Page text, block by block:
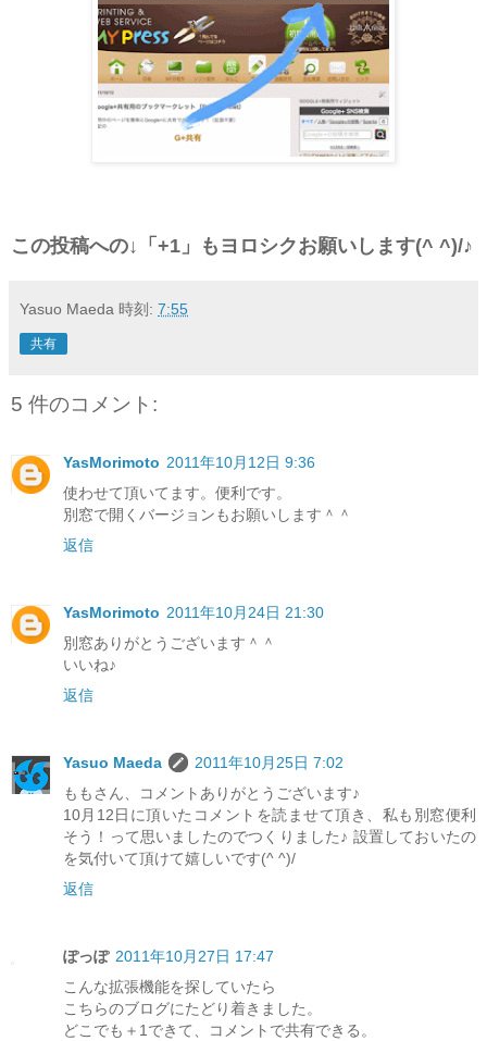
この投稿への↓ 「+1」もヨロシクお願いします(^ ^)/♪
Yasuo Maeda 時刻: 7:55
共有
5 件のコメント:
YasMorimoto 2011年10月12日 9:36
使わせて頂いてます。便利です。
別窓で開くバージョンもお願いします＾＾
返信
YasMorimoto 2011年10月24日 21:30
別窓ありがとうございます＾＾
いいね♪
返信
Yasuo Maeda
2011年10月25日 7:02
ももさん、コメントありがとうございます♪
10月12日に頂いたコメントを読ませて頂き、私も別窓便利
そう！って思いましたのでつくりました♪ 設置しておいたの
を気付いて頂けて嬉しいです(^ ^)/
返信
ぽっぽ 2011年10月27日 17:47
こんな拡張機能を探していたら
こちらのブログにたどり着きました。
どこでも＋1できて、コメントで共有できる。